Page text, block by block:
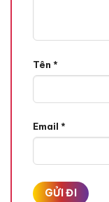
Tên *
Email *